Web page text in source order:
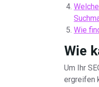
Wie
Wie
Um Ihr
ergreifen